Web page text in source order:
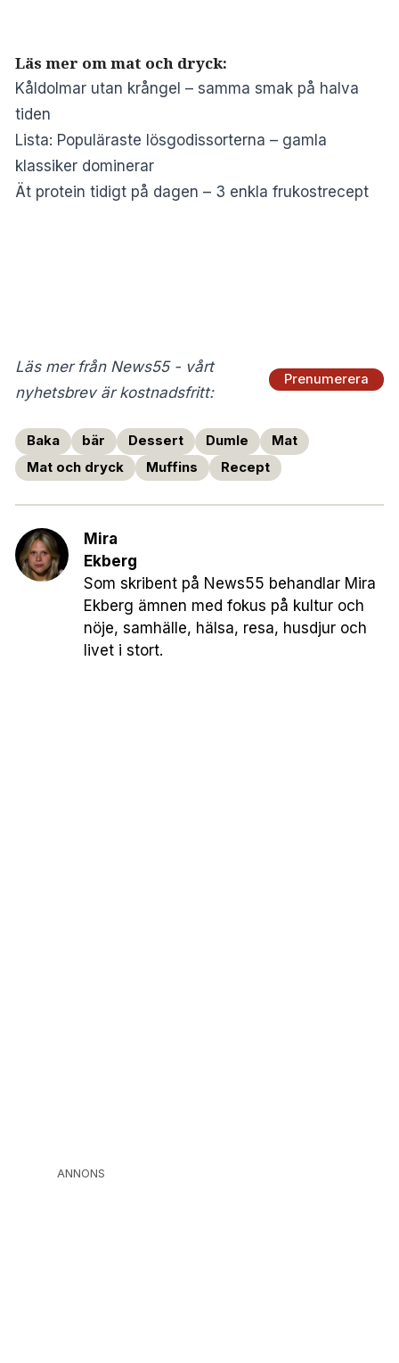
Läs mer om mat och dryck:
Kåldolmar utan krångel – samma smak på halva
tiden
Lista: Populäraste lösgodissorterna – gamla
klassiker dominerar
Ät protein tidigt på dagen – 3 enkla frukostrecept
Läs mer från News55 - vårt
nyhetsbrev är kostnadsfritt:
Prenumerera
Baka bär Dessert Dumle
Mat
Mat och dryck
Muffins Recept
Mira
Ekberg
Som skribent på News55 behandlar Mira
Ekberg ämnen med fokus på kultur och
nöje, samhälle, hälsa, resa, husdjur och
livet i stort.
ANNONS